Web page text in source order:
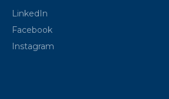
LinkedIn
Facebook
Instagram